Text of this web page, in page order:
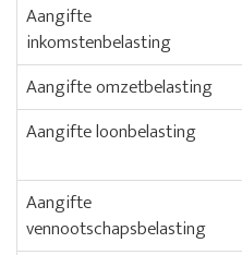
Aangifte
inkomstenbelasting
Aangifte omzetbelasting
Aangifte loonbelasting
Aangifte
vennootschapsbelasting